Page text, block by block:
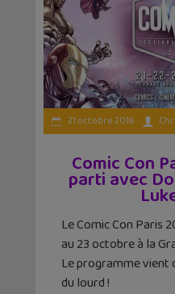
21 octobre 2016
Comic Con
parti avec
Le Comic Con Paris
au 23 octobre à la
Le programme vient
du lourd !